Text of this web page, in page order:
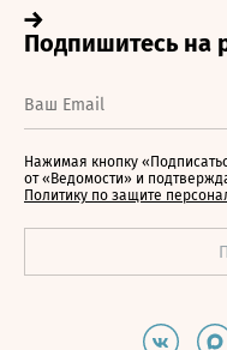
Нажимая кнопку
от «Ведомости» и
Политику по защите